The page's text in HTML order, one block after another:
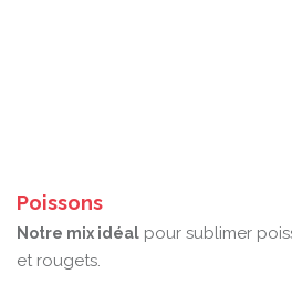
Poissons
Notre mix idéal pour sublimer
et rougets.